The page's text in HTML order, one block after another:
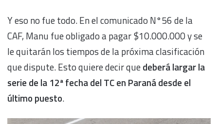
Y eso no fue todo. En el comunicado N°56 de la
CAF, Manu fue obligado a pagar $10.000.000 y se
le quitarán los tiempos de la próxima clasificación
que dispute. Esto quiere decir quedeberá largar la
serie de la 12ª fecha del TC en Paraná desde el
último puesto.